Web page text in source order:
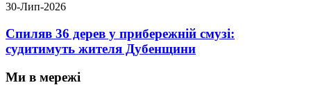
30-Лип-2026
Спиляв 36 дерев у прибережній смузі:
судитимуть жителя Дубенщини
Ми в мережі